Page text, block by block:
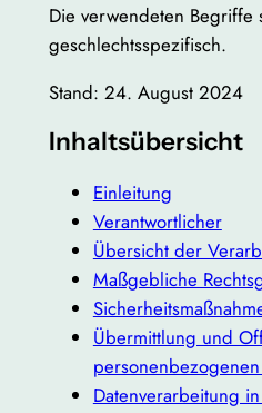
Die verwendeten Begriffe
geschlechtsspezifisch.
Stand: 24. August 2024
Inhaltsübersicht
Einleitung
Verantwortlicher
Übersicht der
Maßgebliche
Übermittlung und
Datenverarbeitung